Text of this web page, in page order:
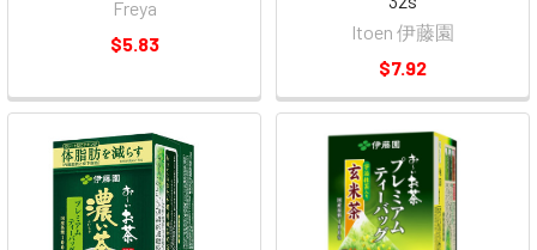
Freya
$5.83
Itoen 伊藤園
$7.92